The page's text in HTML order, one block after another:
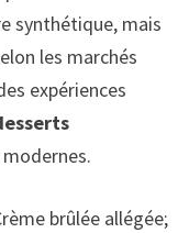
synthétique, mais
les marchés
expériences
brûlée allégée;